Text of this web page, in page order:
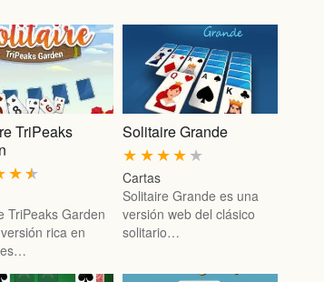
TriPeaks
★
★
TriPeaks Garden
rica en
Solitaire Grande
★
★
★
★
★
Cartas
Solitaire Grande es una
versión web del clásico
solitario…